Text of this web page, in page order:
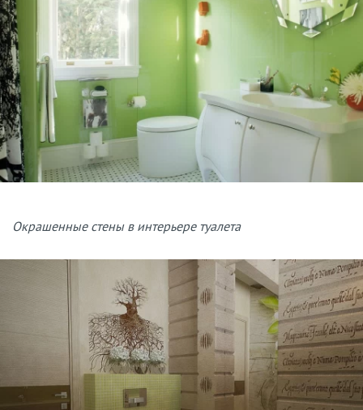
Окрашенные стены в интерьере туалета